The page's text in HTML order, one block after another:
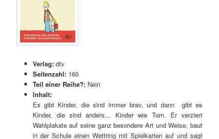
Verlag:dtv
Seitenzahl: 160
Teil einer Reihe?: Nein
Inhalt:
Es gibt Kinder, die sind immer brav, und dann gibt es
Kinder, die sind anders… Kinder wie Tom. Er verziert
Wahlplakate auf seine ganz besondere Art und Weise, baut
in der Schule einen Wettring mit Spielkarten auf und sagt